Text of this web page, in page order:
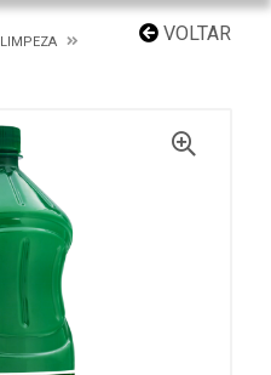
VOLTAR
LIMPEZA